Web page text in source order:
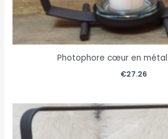
Photophore cœur en
€27.26